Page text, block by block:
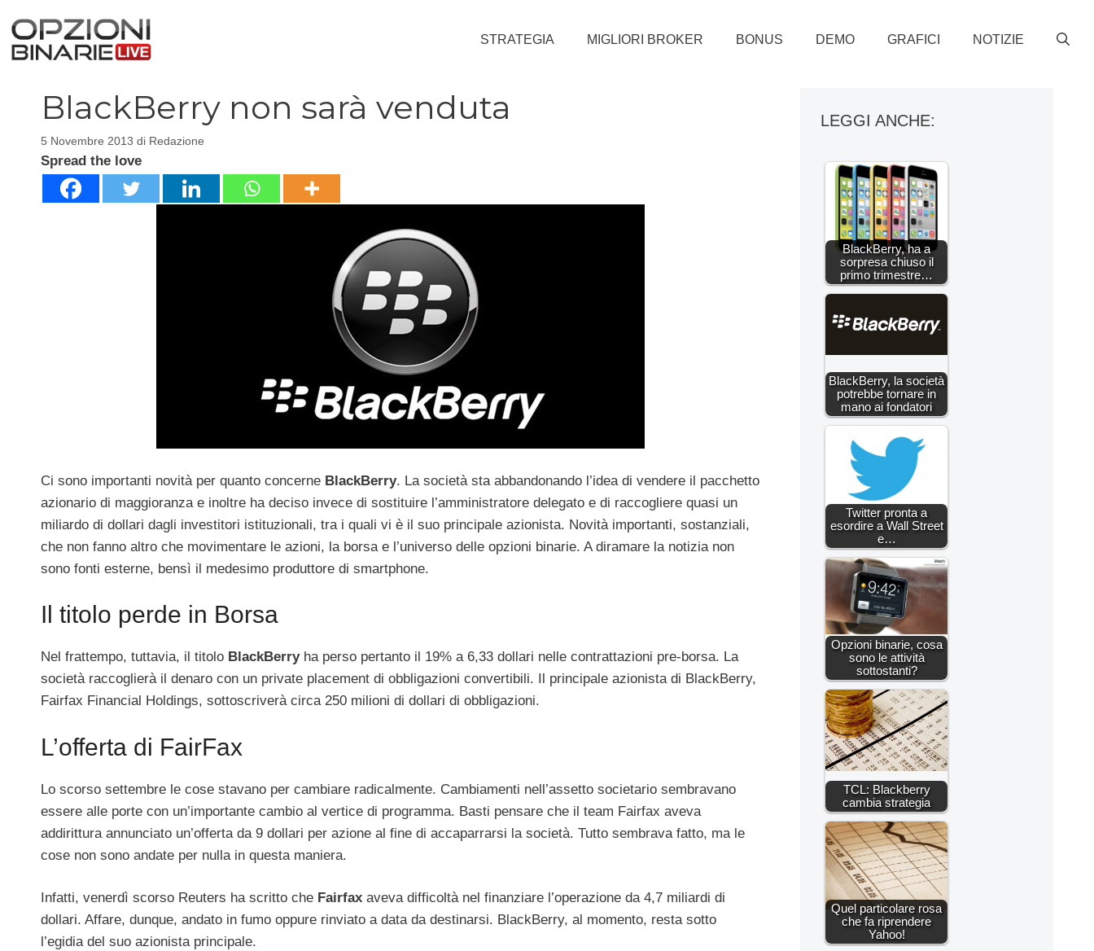
contenuto
STRATEGIA MIGLIORI BROKER BONUS DEMO GRAFICI NOTIZIE
BlackBerry non sarà venduta
5 Novembre 2013 di Redazione
Spread the love
Ci sono importanti novità per quanto concerne BlackBerry. La società sta abbandonando l’idea di vendere il pacchetto
azionario di maggioranza e inoltre ha deciso invece di sostituire l’amministratore delegato e di raccogliere quasi un
miliardo di dollari dagli investitori istituzionali, tra i quali vi è il suo principale azionista. Novità importanti, sostanziali,
che non fanno altro che movimentare le azioni, la borsa e l’universo delle opzioni binarie. A diramare la notizia non
sono fonti esterne, bensì il medesimo produttore di smartphone.
Il titolo perde in Borsa
Nel frattempo, tuttavia, il titolo BlackBerryha perso pertanto il 19% a 6,33 dollari nelle contrattazioni pre-borsa. La
società raccoglierà il denaro con un private placement di obbligazioni convertibili. Il principale azionista di BlackBerry,
Fairfax Financial Holdings, sottoscriverà circa 250 milioni di dollari di obbligazioni.
L’offerta di FairFax
Lo scorso settembre le cose stavano per cambiare radicalmente. Cambiamenti nell’assetto societario sembravano
essere alle porte con un’importante cambio al vertice di programma. Basti pensare che il team Fairfax aveva
addirittura annunciato un’offerta da 9 dollari per azione al fine di accaparrarsi la società. Tutto sembrava fatto, ma le
cose non sono andate per nulla in questa maniera.
Infatti, venerdì scorso Reuters ha scritto che Fairfax aveva difficoltà nel finanziare l’operazione da 4,7 miliardi di
dollari. Affare, dunque, andato in fumo oppure rinviato a data da destinarsi. BlackBerry, al momento, resta sotto
l’egidia del suo azionista principale.
LEGGI ANCHE:
BlackBerry, ha a
sorpresa chiuso il
primo trimestre…
BlackBerry, la società
potrebbe tornare in
mano ai fondatori
Twitter pronta a
esordire a Wall Street
e…
Opzioni binarie, cosa
sono le attività
sottostanti?
TCL: Blackberry
cambia strategia
Quel particolare rosa
che fa riprendere
Yahoo!